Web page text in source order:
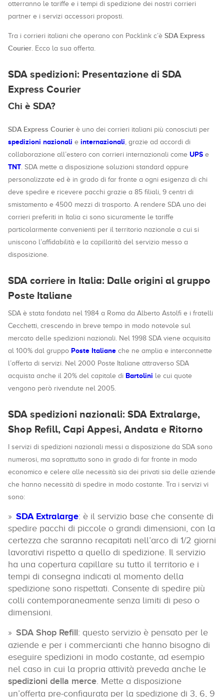
otterranno le tariffe e i tempi di spedizione dei nostri corrieri
partner e i servizi accessori proposti.
Tra i corrieri italiani che operano con Packlink c’è SDA Express
Courier. Ecco la sua offerta.
SDA spedizioni: Presentazione di SDA
Express Courier
Chi è SDA?
SDA Express Courier è uno dei corrieri italiani più conosciuti per
spedizioni nazionali e internazionali, grazie ad accordi di
collaborazione all’estero con corrieri internazionali come UPS e
TNT. SDA mette a disposizione soluzioni standard oppure
personalizzate ed è in grado di far fronte a ogni esigenza di chi
deve spedire e ricevere pacchi grazie a 85 filiali, 9 centri di
smistamento e 4500 mezzi di trasporto. A rendere SDA uno dei
corrieri preferiti in Italia ci sono sicuramente le tariffe
particolarmente convenienti per il territorio nazionale a cui si
uniscono l’affidabilità e la capillarità del servizio messo a
disposizione.
SDA corriere in Italia: Dalle origini al gruppo
Poste Italiane
SDA è stata fondata nel 1984 a Roma da Alberto Astolfi e i fratelli
Cecchetti, crescendo in breve tempo in modo notevole sul
mercato delle spedizioni nazionali. Nel 1998 SDA viene acquisita
al 100% dal gruppo Poste Italiane che ne amplia e interconnette
l’offerta di servizi. Nel 2000 Poste Italiane attraverso SDA
acquista anche il 20% del capitale di Bartolini le cui quote
vengono però rivendute nel 2005.
SDA spedizioni nazionali: SDA Extralarge,
Shop Refill, Capi Appesi, Andata e Ritorno
I servizi di spedizioni nazionali messi a disposizione da SDA sono
numerosi, ma soprattutto sono in grado di far fronte in modo
economico e celere alle necessità sia dei privati sia delle aziende
che hanno necessità di spedire in modo costante. Tra i servizi vi
sono:
SDA Extralarge: è il servizio base che consente di
spedire pacchi di piccole o grandi dimensioni, con la
certezza che saranno recapitati nell’arco di 1/2 giorni
lavorativi rispetto a quello di spedizione. Il servizio
ha una copertura capillare su tutto il territorio e i
tempi di consegna indicati al momento della
spedizione sono rispettati. Consente di spedire più
colli contemporaneamente senza limiti di peso o
dimensioni.
SDA Shop Refill: questo servizio è pensato per le
aziende e per i commercianti che hanno bisogno di
eseguire spedizioni in modo costante, ad esempio
nel caso in cui la propria attività preveda anche le
spedizioni della merce. Mette a disposizione
un’offerta pre-configurata per la spedizione di 3, 6, 9